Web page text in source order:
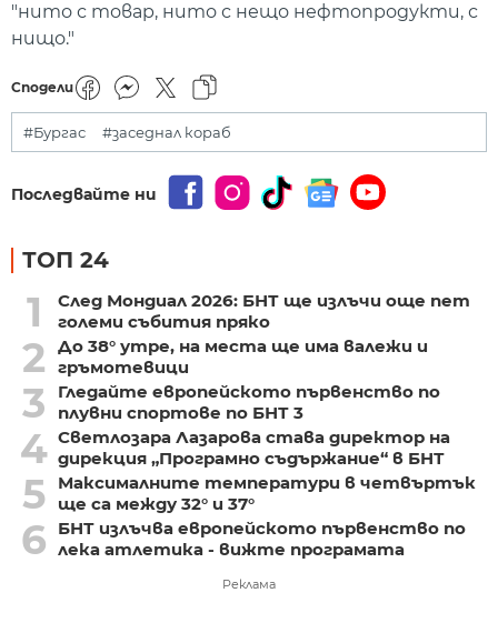
"нито с товар, нито с нещо нефтопродукти, с
нищо."
Сподели
#Бургас #заседнал кораб
Последвайте ни
ТОП 24
1
След Мондиал 2026: БНТ ще излъчи още пет
големи събития пряко
2
До 38° утре, на места ще има валежи и
гръмотевици
3
Гледайте европейското първенство по
плувни спортове по БНТ 3
4 Светлозара Лазарова става директор на
дирекция „Програмно съдържание“ в БНТ
5
Максималните температури в четвъртък
ще са между 32° и 37°
6
БНТ излъчва европейското първенство по
лека атлетика - вижте програмата
Реклама